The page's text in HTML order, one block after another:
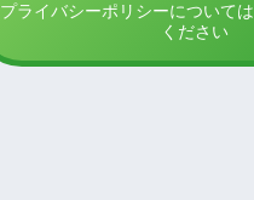
プライバシーポリシーについては
ください